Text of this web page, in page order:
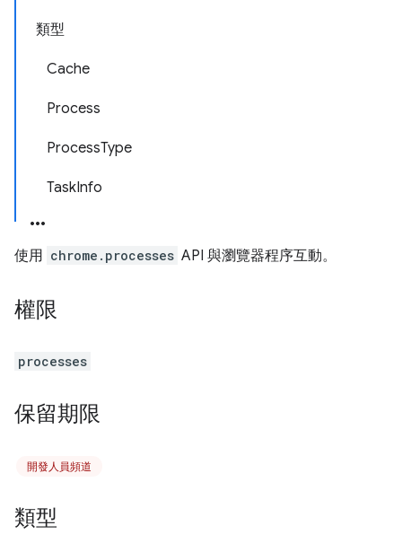
類型
Cache
Process
ProcessType
TaskInfo
使用 chrome.processes API 與瀏覽器程序互動。
權限
processes
保留期限
開發人員頻道
類型